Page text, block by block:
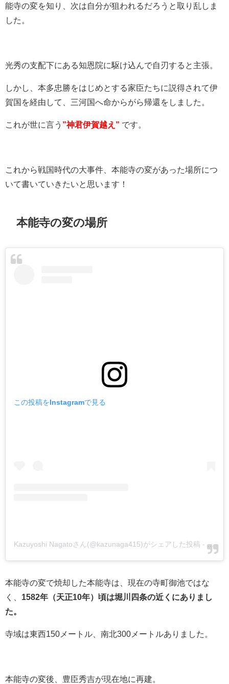
能寺の変を知り、次は自分が狙われるだろうと取り乱しま
した。
光秀の支配下にある知恩院に駆け込んで自刃すると主張。
しかし、本多忠勝をはじめとする家臣たちに説得されて伊
賀国を経由して、三河国へ命からがら帰還をしました。
これが世に言う ”神君伊賀越え” です。
これから戦国時代の大事件、本能寺の変があった場所につ
いて書いていきたいと思います！
本能寺の変の場所
この投稿をInstagramで見る
Kazuyoshi Nagatoさん(@kazunaga415)がシェアした投稿 - 2018
本能寺の変で焼却した本能寺は、現在の寺町御池ではな
く、 1582年（天正10年）頃は堀川四条の近くにありまし
た。
寺域は東西150メートル、南北300メートルありました。
本能寺の変後、豊臣秀吉が現在地に再建。